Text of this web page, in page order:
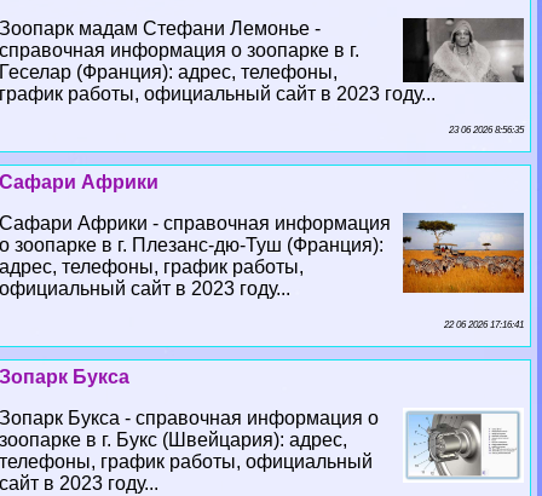
Зоопарк мадам Стефани Лемонье -
справочная информация о зоопарке в г.
Геселар (Франция): адрес, телефоны,
график работы, официальный сайт в 2023 году...
23 06 2026 8:56:35
Сафари Африки
Сафари Африки - справочная информация
о зоопарке в г. Плезанс-дю-Туш (Франция):
адрес, телефоны, график работы,
официальный сайт в 2023 году...
22 06 2026 17:16:41
Зопарк Букса
Зопарк Букса - справочная информация о
зоопарке в г. Букс (Швейцария): адрес,
телефоны, график работы, официальный
сайт в 2023 году...